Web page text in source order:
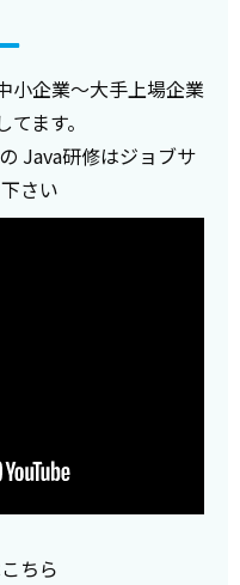
小企業～大手上場企業
ます。
Java研修はジョブサ
さい
ちら